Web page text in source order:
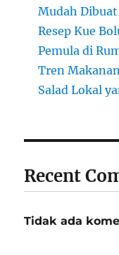
Mudah Dibuat
Resep Kue
Pemula di
Tren
Salad Lokal
Recent
Tidak ada